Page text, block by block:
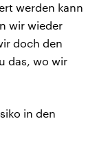
werden kann
wir wieder
doch den
das, wo wir
in den